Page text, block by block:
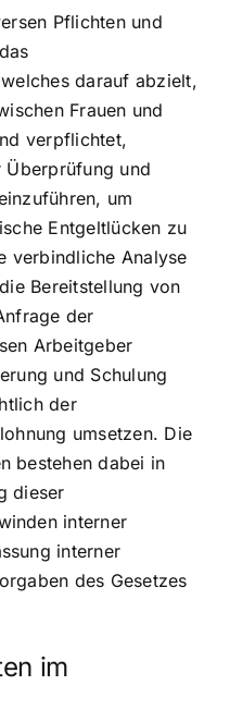
Pflichten und
darauf abzielt,
Frauen und
verpflichtet,
Überprüfung und
um
Entgeltlücken zu
verbindliche Analyse
Bereitstellung von
der
Arbeitgeber
und Schulung
der
umsetzen. Die
bestehen dabei in
dieser
interner
interner
des Gesetzes
im